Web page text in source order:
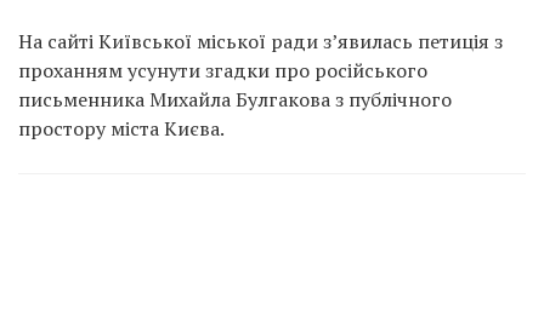
На сайті Київської міської ради з’явилась петиція з
проханням усунути згадки про російського
письменника Михайла Булгакова з публічного
простору міста Києва.